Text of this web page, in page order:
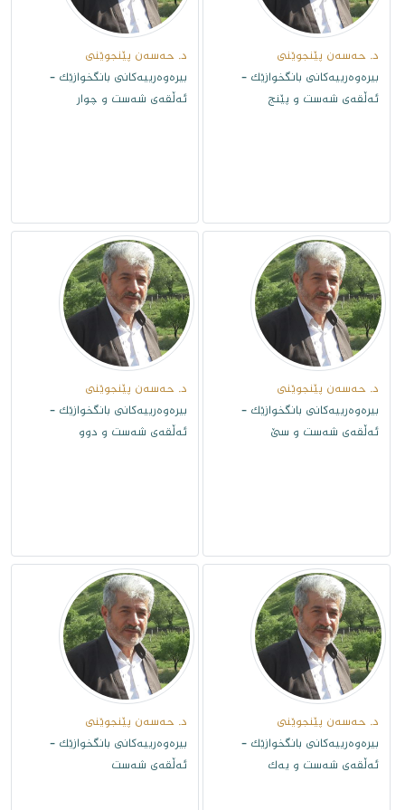
د. حەسەن پێنجوێنى
بیرەوەرییەکانی بانگخوازێک -
ئەڵقەى شەست و پێنج
د. حەسەن پێنجوێنى
بیرەوەرییەکانی بانگخوازێک -
ئەڵقەى شەست و چوار
د. حەسەن پێنجوێنى
بیرەوەرییەکانی بانگخوازێک -
ئەڵقەى شەست و سێ
د. حەسەن پێنجوێنى
بیرەوەرییەکانی بانگخوازێک -
ئەڵقەى شەست و دوو
د. حەسەن پێنجوێنى
بیرەوەرییەکانی بانگخوازێک -
ئەڵقەى شەست و یەک
د. حەسەن پێنجوێنى
بیرەوەرییەکانی بانگخوازێک -
ئەڵقەى شەست